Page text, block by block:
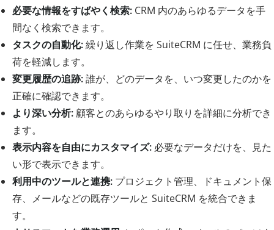
必要な情報をすばやく検索: CRM 内のあらゆるデータを手
間なく検索できます。
タスクの自動化:繰り返し作業を SuiteCRM に任せ、業務負
荷を軽減します。
変更履歴の追跡:誰が、どのデータを、いつ変更したのかを
正確に確認できます。
より深い分析: 顧客とのあらゆるやり取りを詳細に分析でき
ます。
表示内容を自由にカスタマイズ: 必要なデータだけを、見た
い形で表示できます。
利用中のツールと連携: プロジェクト管理、ドキュメント保
存、メールなどの既存ツールと SuiteCRM を統合できま
す。